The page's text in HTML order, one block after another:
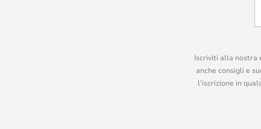
Iscriviti alla nostra
anche consigli e
l’iscrizione in